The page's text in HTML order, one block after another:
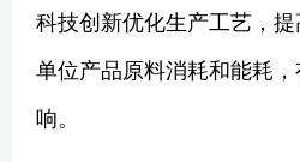
科技创新优化生产工艺，
单位产品原料消耗和能耗
响。